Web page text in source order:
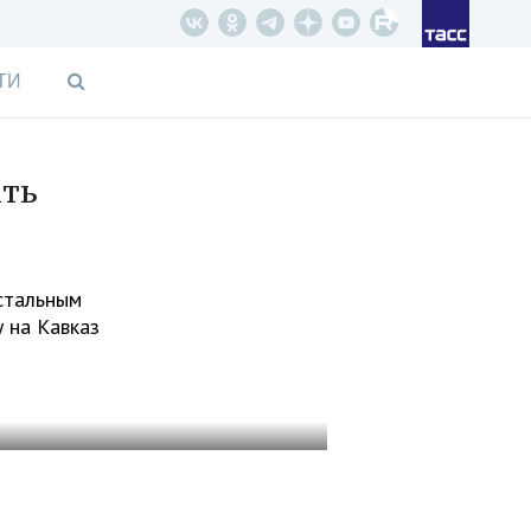
на Кавказ